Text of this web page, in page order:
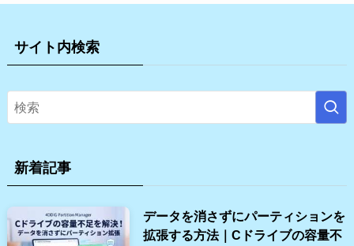
サイト内検索
新着記事
データを消さずにパーティションを
拡張する方法｜Cドライブの容量不